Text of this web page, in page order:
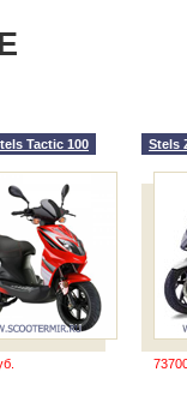
Tactic 100 Stels